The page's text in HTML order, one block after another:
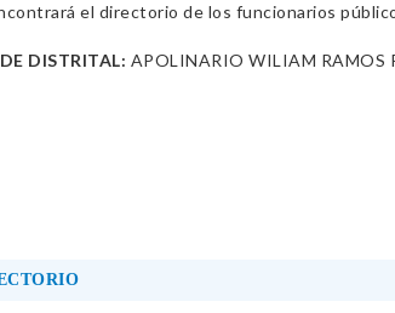
el directorio de los funcionarios
DISTRITAL: APOLINARIO WILIAM RAMOS